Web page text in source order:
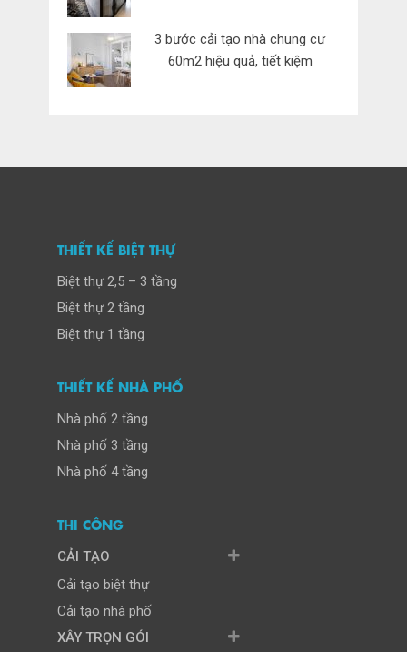
3 bước cải tạo nhà chung cư
60m2 hiệu quả, tiết kiệm
THIẾT KẾ BIỆT THỰ
Biệt thự 2,5 – 3 tầng
Biệt thự 2 tầng
Biệt thự 1 tầng
THIẾT KẾ NHÀ PHỐ
Nhà phố 2 tầng
Nhà phố 3 tầng
Nhà phố 4 tầng
THI CÔNG
CẢI TẠO
Cải tạo biệt thự
Cải tạo nhà phố
XÂY TRỌN GÓI